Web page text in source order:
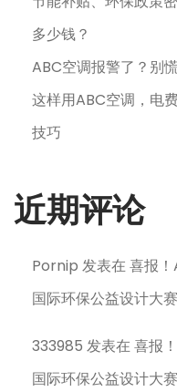
多少钱？
ABC空调报警了？别
这样用ABC空调，电
技巧
近期评论
Pornip 发表在喜报！
国际环保公益设计大
333985 发表在喜报
国际环保公益设计大